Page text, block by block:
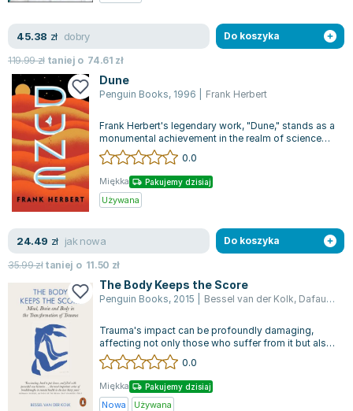
45.38 zł dobry
119.99zł taniej o 74.61 zł
Do koszyka
Dune
Penguin Books, 1996 Frank Herbert
Frank Herbert's legendary work, "Dune," stands as a
monumental achievement in the realm of science
fiction and is celebrated as on...
0.0
Miękka Pakujemy dzisiaj
Używana
24.49 zł jak nowa
35.99złtaniej o 11.50 zł
Do koszyka
The Body Keeps the Score
Penguin Books, 2015 Bessel van der Kolk, Dafaux Marini
Trauma's impact can be profoundly damaging,
affecting not only those who suffer from it but also
their families and later generati...
0.0
Miękka Pakujemy dzisiaj
Nowa Używana